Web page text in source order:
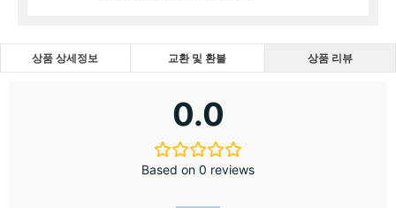
상품 상세정보 교환 및 환불 상품 리뷰
0.0
Based on 0 reviews